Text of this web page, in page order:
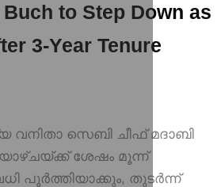
to Step Down as
3-Year Tenure
സെബി ചീഫ് മദാബി
ശേഷം മൂന്ന്
പൂർത്തിയാക്കും, തുടർന്ന്